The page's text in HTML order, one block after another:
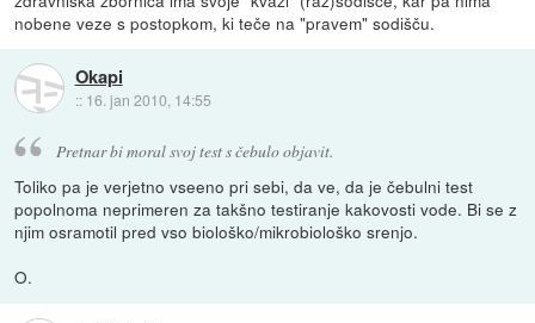
nobene veze s postopkom, ki teče na "pravem" sodišču.
Okapi
:: 16. jan 2010, 14:55
Pretnar bi moral svoj test s čebulo objavit.
Toliko pa je verjetno vseeno pri sebi, da ve, da je čebulni test
popolnoma neprimeren za takšno testiranje kakovosti vode. Bi se z
njim osramotil pred vso biološko/mikrobiološko srenjo.
O.